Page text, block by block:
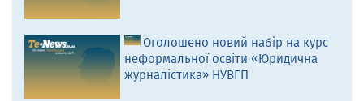
Оголошено новий набір на курс
неформальної освіти «Юридична
журналістика» НУВГП